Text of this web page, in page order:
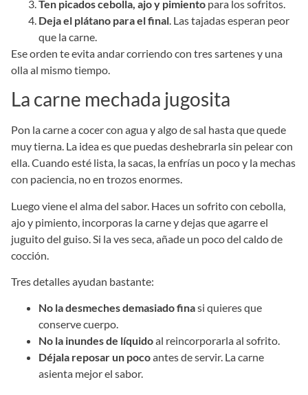
Ten picados cebolla, ajo y pimiento para los sofritos.
Deja el plátano para el final . Las tajadas esperan peor
que la carne.
Ese orden te evita andar corriendo con tres sartenes y una
olla al mismo tiempo.
La carne mechada jugosita
Pon la carne a cocer con agua y algo de sal hasta que quede
muy tierna. La idea es que puedas deshebrarla sin pelear con
ella. Cuando esté lista, la sacas, la enfrías un poco y la mechas
con paciencia, no en trozos enormes.
Luego viene el alma del sabor. Haces un sofrito con cebolla,
ajo y pimiento, incorporas la carne y dejas que agarre el
juguito del guiso. Si la ves seca, añade un poco del caldo de
cocción.
Tres detalles ayudan bastante:
No la desmeches demasiado finasi quieres que
conserve cuerpo.
No la inundes de líquidoal reincorporarla al sofrito.
Déjala reposar un pocoantes de servir. La carne
asienta mejor el sabor.